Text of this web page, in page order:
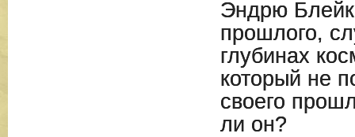
Эндрю Блейк
прошлого,
глубинах
который не
своего
ли он?